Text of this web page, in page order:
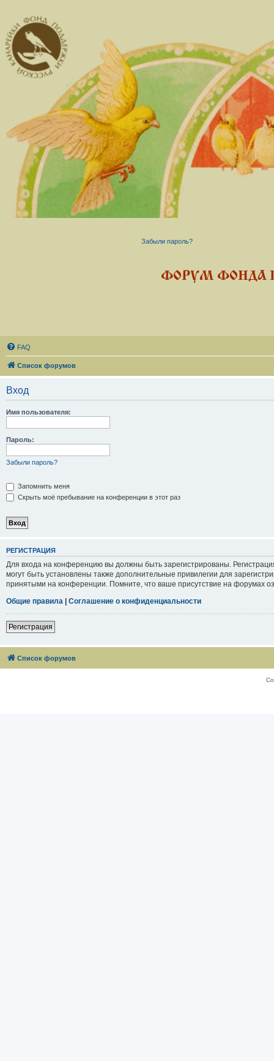
Забыли пароль?
ФОРУМ ФОНДА
FAQ
Список форумов
Вход
Имя пользователя:
Пароль:
Забыли пароль?
Запомнить меня
Скрыть моё пребывание на конференции в этот раз
РЕГИСТРАЦИЯ
Для входа на конференцию вы должны быть зарегистрированы.
могут быть установлены также дополнительные привилегии для
принятыми на конференции. Помните, что ваше присутствие на форумах
Общие правила | Соглашение о конфиденциальности
Регистрация
Список форумов